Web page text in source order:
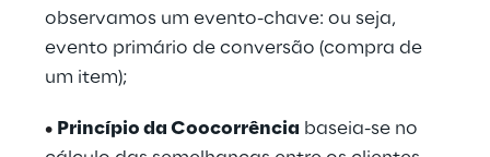
observamos um evento-chave: ou seja,
evento primário de conversão (compra de
um item);
• Princípio da Coocorrência baseia-se no